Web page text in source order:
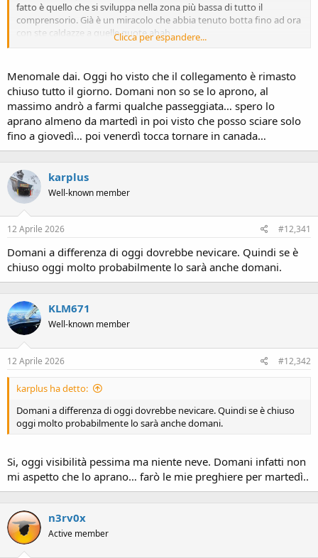
fatto è quello che si sviluppa nella zona più bassa di tutto il
comprensorio. Già è un miracolo che abbia tenuto botta fino ad ora
con ste caldazze a quelle quote ahah.
prossima settimana. In teoria anche il collegamento dovrebbe
andare, non sono previsti venti particolarmente forti. Però può
capitare che se c'è nebbia o nubi basse magari chiudono, ma è da
vedere di giorno in giorno.
Clicca per espandere...
Menomale dai. Oggi ho visto che il collegamento è rimasto
chiuso tutto il giorno. Domani non so se lo aprono, al
massimo andrò a farmi qualche passeggiata… spero lo
aprano almeno da martedì in poi visto che posso sciare solo
fino a giovedì… poi venerdì tocca tornare in canada…
karplus
Well-known member
12 Aprile 2026 #12,341
Domani a differenza di oggi dovrebbe nevicare. Quindi se è
chiuso oggi molto probabilmente lo sarà anche domani.
KLM671
Well-known member
12 Aprile 2026 #12,342
karplus ha detto:
Domani a differenza di oggi dovrebbe nevicare. Quindi se è chiuso
oggi molto probabilmente lo sarà anche domani.
Si, oggi visibilità pessima ma niente neve. Domani infatti non
mi aspetto che lo aprano… farò le mie preghiere per martedì..
n3rv0x
Active member